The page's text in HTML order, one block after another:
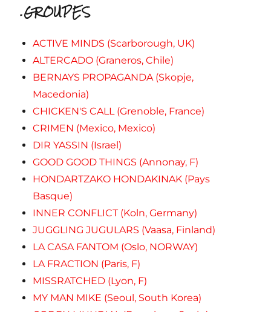
.GROUPES
ACTIVE MINDS (Scarborough, UK)
ALTERCADO (Graneros, Chile)
BERNAYS PROPAGANDA (Skopje,
Macedonia)
CHICKEN'S CALL (Grenoble, France)
CRIMEN (Mexico, Mexico)
DIR YASSIN (Israel)
GOOD GOOD THINGS (Annonay, F)
HONDARTZAKO HONDAKINAK (Pays
Basque)
INNER CONFLICT (Koln, Germany)
JUGGLING JUGULARS (Vaasa, Finland)
LA CASA FANTOM (Oslo, NORWAY)
LA FRACTION (Paris, F)
MISSRATCHED (Lyon, F)
MY MAN MIKE (Seoul, South Korea)